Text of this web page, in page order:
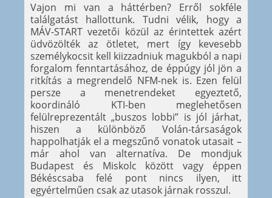
Vajon mi van a háttérben? Erről sokféle
találgatást hallottunk. Tudni vélik, hogy a
MÁV-START vezetői közül az érintettek azért
üdvözölték az ötletet, mert így kevesebb
személykocsit kell kiizzadniuk magukból a napi
forgalom fenntartásához, de éppúgy jól jön a
ritkítás a megrendelő NFM-nek is. Ezen felül
persze a menetrendeket egyeztető,
koordináló KTI-ben meglehetősen
felülreprezentált „buszos lobbi” is jól járhat,
hiszen a különböző Volán-társaságok
happolhatják el a megszűnő vonatok utasait –
már ahol van alternatíva. De mondjuk
Budapest és Miskolc között vagy éppen
Békéscsaba felé pont nincs ilyen, itt
egyértelműen csak az utasok járnak rosszul.